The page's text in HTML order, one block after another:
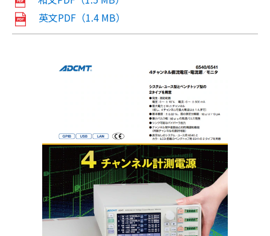
英文PDF（1.4 MB）